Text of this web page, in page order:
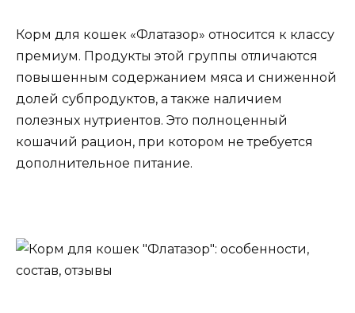
Корм для кошек «Флатазор» относится к классу
премиум. Продукты этой группы отличаются
повышенным содержанием мяса и сниженной
долей субпродуктов, а также наличием
полезных нутриентов. Это полноценный
кошачий рацион, при котором не требуется
дополнительное питание.